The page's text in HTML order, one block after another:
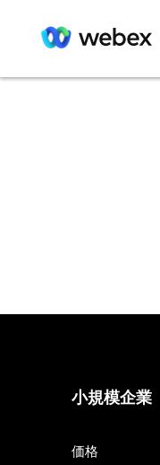
小規模企業
価格